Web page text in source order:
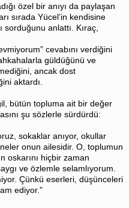
özel bir anıyı da paylaşan
sırada Yücel’in kendisine
sorduğunu anlattı. Kıraç,
cevabını verdiğini
güldüğünü ve
ancak dost
aktardı.
bütün topluma ait bir değer
şu sözlerle sürdürdü:
sokaklar anıyor, okullar
onun ailesidir. O, toplumun
oskarını hiçbir zaman
ve özlemle selamlıyorum.
Çünkü eserleri, düşünceleri
ediyor.”